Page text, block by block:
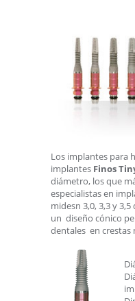
Los implantes para
implantes Finos
diámetro, los que
especialistas en
midesn 3,0, 3,3 y
un diseño cónico
dentales en crestas